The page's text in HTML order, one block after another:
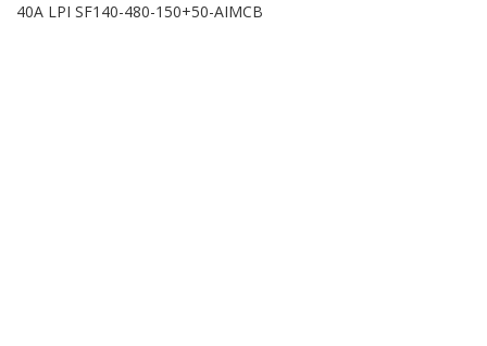
40A LPI SF140-480-150+50-AIMCB